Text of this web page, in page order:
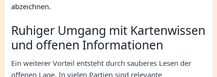
abzeichnen.
Ruhiger Umgang mit Kartenwissen
und offenen Informationen
Ein weiterer Vorteil entsteht durch sauberes Lesen der
offenen Lage. In vielen Partien sind relevante